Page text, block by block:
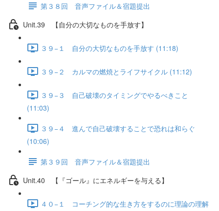
第３８回 音声ファイル＆宿題提出
Unit.39 【自分の大切なものを手放す】
３９−１ 自分の大切なものを手放す (11:18)
３９−２ カルマの燃焼とライフサイクル (11:12)
３９−３ 自己破壊のタイミングでやるべきこと
(11:03)
３９−４ 進んで自己破壊することで恐れは和らぐ
(10:06)
第３９回 音声ファイル＆宿題提出
Unit.40 【『ゴール』にエネルギーを与える】
４０−１ コーチング的な生き方をするのに理論の理解